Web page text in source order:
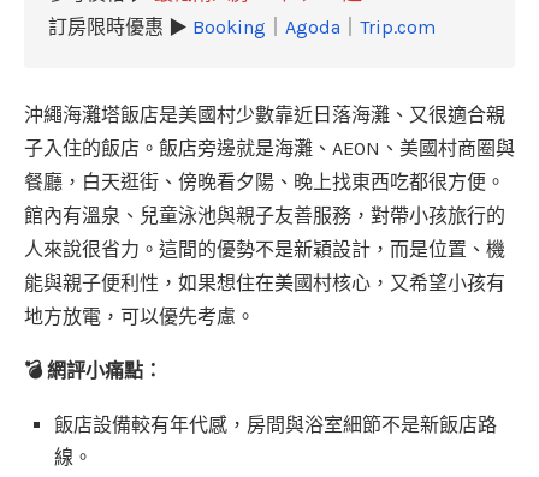
訂房限時優惠 ▶ Booking Agoda Trip.com
沖繩海灘塔飯店是美國村少數靠近日落海灘、又很適合親
子入住的飯店。飯店旁邊就是海灘、AEON、美國村商圈與
餐廳，白天逛街、傍晚看夕陽、晚上找東西吃都很方便。
館內有溫泉、兒童泳池與親子友善服務，對帶小孩旅行的
人來說很省力。這間的優勢不是新穎設計，而是位置、機
能與親子便利性，如果想住在美國村核心，又希望小孩有
地方放電，可以優先考慮。
💣 網評小痛點：
飯店設備較有年代感，房間與浴室細節不是新飯店路
線。